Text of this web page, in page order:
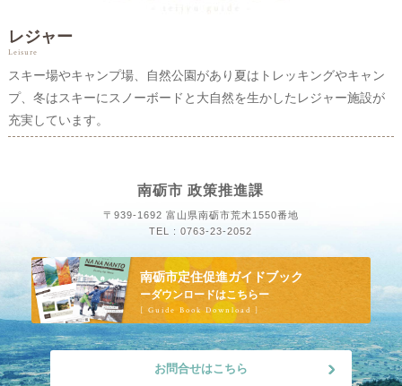
レジャー
Leisure
スキー場やキャンプ場、自然公園があり夏はトレッキングやキャン
プ、冬はスキーにスノーボードと大自然を生かしたレジャー施設が
充実しています。
南砺市 政策推進課
〒939-1692 富山県南砺市荒木1550番地
TEL : 0763-23-2052
南砺市定住促進ガイドブック
ーダウンロードはこちらー
[ Guide Book Download ]
お問合せはこちら